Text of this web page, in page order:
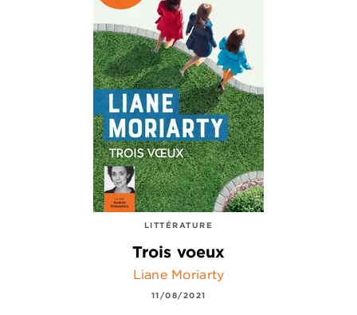
LITTÉRATURE
Trois voeux
Liane Moriarty
11/08/2021